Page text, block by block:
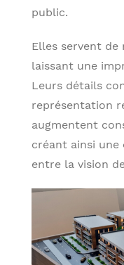
public.
Elles servent de
laissant une
Leurs détails
représentation
augmentent
créant ainsi
entre la vision